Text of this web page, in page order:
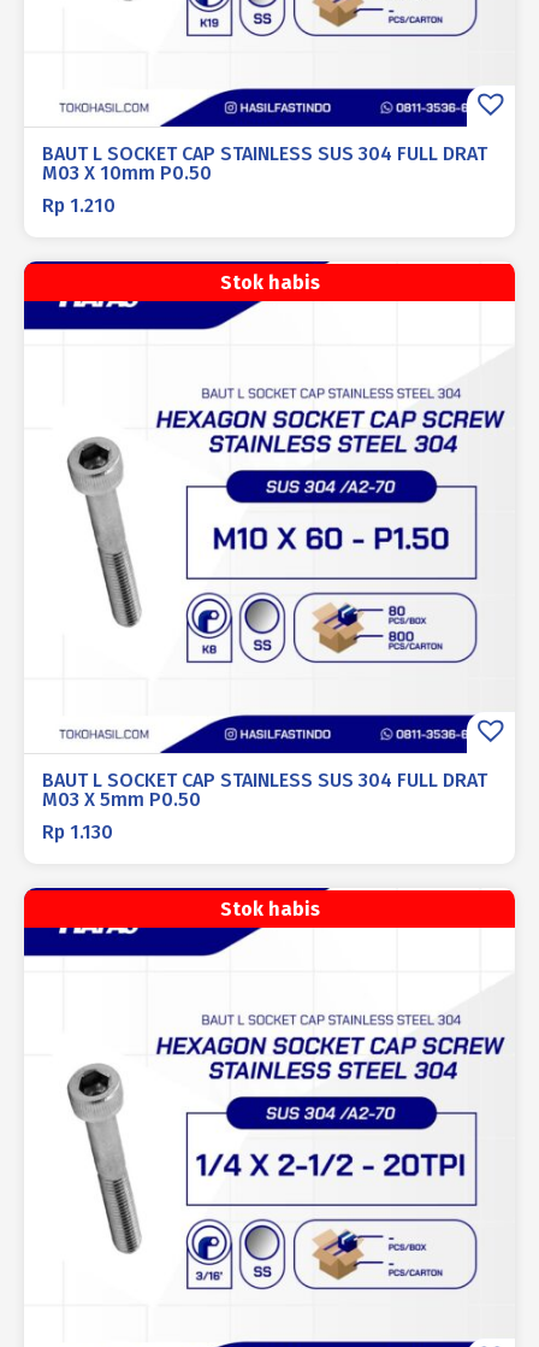
BAUT L SOCKET CAP STAINLESS SUS 304 FULL DRAT
M03 X 10mm P0.50
Rp 1.210
Stok habis
BAUT L SOCKET CAP STAINLESS SUS 304 FULL DRAT
M03 X 5mm P0.50
Rp 1.130
Stok habis